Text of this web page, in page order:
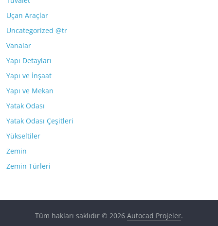
Uçan Araçlar
Uncategorized @tr
Vanalar
Yapı Detayları
Yapı ve İnşaat
Yapı ve Mekan
Yatak Odası
Yatak Odası Çeşitleri
Yükseltiler
Zemin
Zemin Türleri
Tüm hakları saklıdır © 2026 Autocad Projeler.